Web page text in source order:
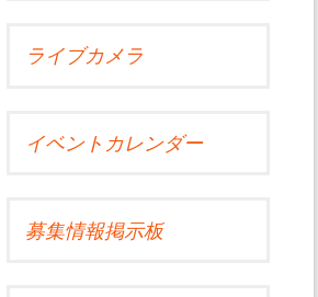
ライブカメラ
イベントカレンダー
募集情報掲示板